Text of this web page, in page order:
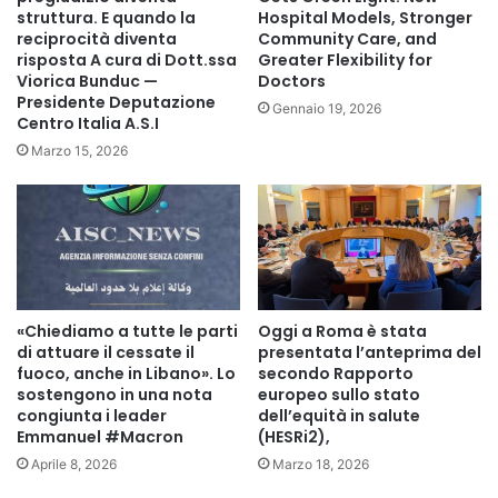
e ansia per il futuro, confinando le famiglie nell’isolamento
domestico. I comportamenti atipici dei figli vengono
spesso confusi con maleducazione, portando i genitori a
evitare luoghi pubblici e relazioni sociali per evitare
giudizi.
forte carico mentale ed emotivo, portando a un “burnout”
che include distacco affettivo e perdita di motivazione che
aumenta il dolore che si prova pensando per le aspettative
di vita futura e il conseguente senso di impotenza.
Spesso la carenza di servizi strutturati e un senso di
abbandono da parte delle istituzioni, rendendo il percorso
genitoriale e assistenziale un’esperienza solitaria.
Si è riscontrato inoltre una preoccupazione costante
riguardo all’autonomia del figlio e al suo futuro quando i
genitori non ci saranno più che spesso si tramuta in ansia.
struttura. E quando la
reciprocità diventa
risposta A cura di Dott.ssa
Viorica Bunduc —
Presidente Deputazione
Centro Italia A.S.I
Marzo 15, 2026
Hospital Models, Stronger
Community Care, and
Greater Flexibility for
Doctors
Gennaio 19, 2026
«Chiediamo a tutte le parti
di attuare il cessate il
fuoco, anche in Libano». Lo
sostengono in una nota
congiunta i leader
Emmanuel #Macron
Aprile 8, 2026
Oggi a Roma è stata
presentata l’anteprima del
secondo Rapporto
europeo sullo stato
dell’equità in salute
(HESRi2),
Marzo 18, 2026